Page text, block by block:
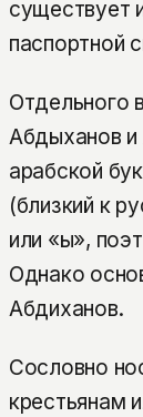
существует
паспортной
Отдельного
Абдыханов и
арабской
(близкий к
или «ы»,
Однако
Абдиханов.
Сословно
крестьянам